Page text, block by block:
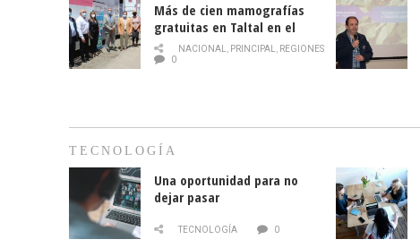
Más de cien mamografías
gratuitas en Taltal en el
mes de la prevención del
cáncer de mama
NACIONAL, PRINCIPAL, REGIONES
0
TECNOLOGÍA
Una oportunidad para no
dejar pasar
TECNOLOGÍA 0